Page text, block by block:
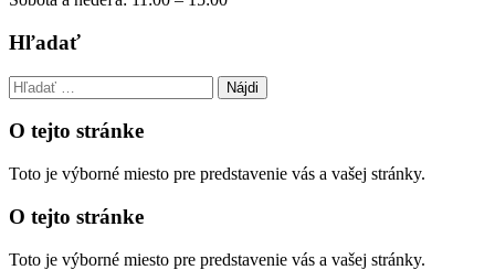
Hľadať
Hľadať:
O tejto stránke
Toto je výborné miesto pre predstavenie vás a vašej stránky.
O tejto stránke
Toto je výborné miesto pre predstavenie vás a vašej stránky.